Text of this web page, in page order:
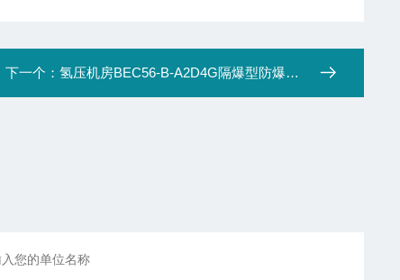
下一个： 氢压机房BEC56-B-A2D4G隔爆型防爆操作柱